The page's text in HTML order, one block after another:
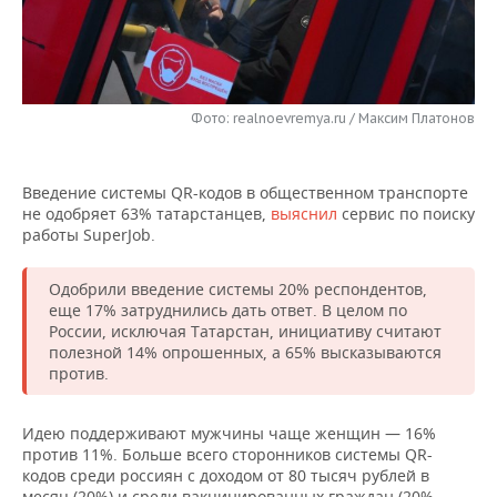
НЕФТЕХИМИЯ
НЕФТЬ
ОПК
РОЗНИЧНАЯ ТОРГОВЛЯ
ТРАНСПОРТ
НОВОСТИ ТЕХНОЛОГИЙ
ТЕЛЕКОММУНИКАЦИИ
МЕРОПРИЯТИЯ
НОВОСТИ МЕРОПРИЯТИЙ
БИЗНЕС-БРАНЧИ
ONLINE-КОНФЕРЕНЦИИ
ОТКРЫТАЯ ЛЕКЦИЯ
СПОРТ
ФУТБОЛ
ХОККЕЙ
БАСКЕТБОЛ
ВОЛЕЙБОЛ
КИБЕРСПОРТ
ФИГУРНОЕ КАТАНИЕ
НОВОСТИ ОБЩЕСТВА
ВЛАСТЬ
ИНФРАСТРУКТУРА
ИСТОРИЯ
КУЛЬТУРА
МЕДИЦИНА
ФОТОГАЛЕРЕЯ
СЮЖЕТЫ
СПРАВОЧНИК
СПИСОК ПЕРСОН
СПИСОК КОМПАНИЙ
ПОЛНАЯ ВЕРСИЯ
Фото: realnoevremya.ru / Максим Платонов
Введение системы QR-кодов в общественном транспорте
не одобряет 63% татарстанцев, выяснил сервис по поиску
работы SuperJob.
Одобрили введение системы 20% респондентов,
еще 17% затруднились дать ответ. В целом по
России, исключая Татарстан, инициативу считают
полезной 14% опрошенных, а 65% высказываются
против.
Идею поддерживают мужчины чаще женщин — 16%
против 11%. Больше всего сторонников системы QR-
кодов среди россиян с доходом от 80 тысяч рублей в